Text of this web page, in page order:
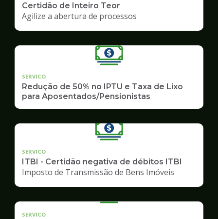
Certidão de Inteiro Teor
Agilize a abertura de processos
SERVICO
Redução de 50% no IPTU e Taxa de Lixo
para Aposentados/Pensionistas
SERVICO
ITBI - Certidão negativa de débitos ITBI
Imposto de Transmissão de Bens Imóveis
SERVICO